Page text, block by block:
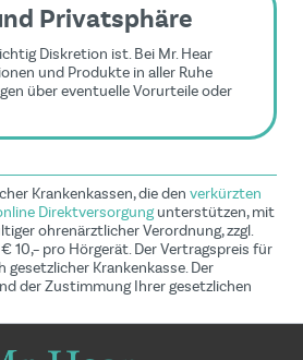
Privatsphäre
Diskretion ist. Bei Mr. Hear
und Produkte in aller Ruhe
über eventuelle Vorurteile oder
Krankenkassen, die den verkürzten
Direktversorgungunterstützen, mit
ohrenärztlicher Verordnung, zzgl.
10,– pro Hörgerät. Der Vertragspreis für
Krankenkasse. Der
der Zustimmung Ihrer gesetzlichen